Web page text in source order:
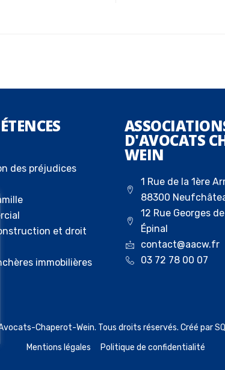
des préjudices
et droit
immobilières
D'AVOCATS
WEIN
1 Rue de la 1ère
88300
12 Rue Georges
Épinal
contact@aacw.fr
03 72 78 00 07
Chaperot-Wein. Tous droits réservés. Créé par
Mentions légales
Politique de confidentialité